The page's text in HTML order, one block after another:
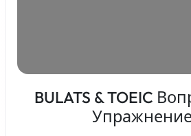
BULATS & TOEIC